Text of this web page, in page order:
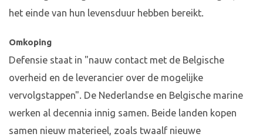
het einde van hun levensduur hebben bereikt.
Omkoping
Defensie staat in "nauw contact met de Belgische
overheid en de leverancier over de mogelijke
vervolgstappen". De Nederlandse en Belgische marine
werken al decennia innig samen. Beide landen kopen
samen nieuw materieel, zoals twaalf nieuwe